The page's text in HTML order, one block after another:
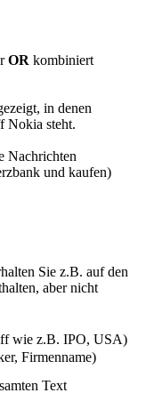
OR kombiniert
in denen
Nokia steht.
Nachrichten
und kaufen)
Sie z.B. auf den
aber nicht
wie z.B. IPO, USA)
Firmenname)
Text